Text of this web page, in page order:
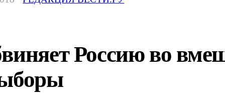
Россию во